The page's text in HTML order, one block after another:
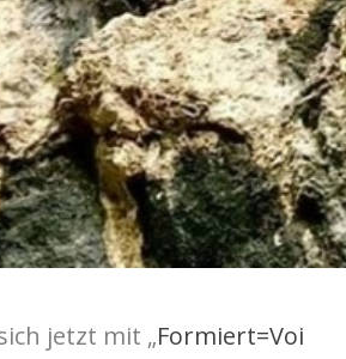
jetzt mit „Formiert=Voi